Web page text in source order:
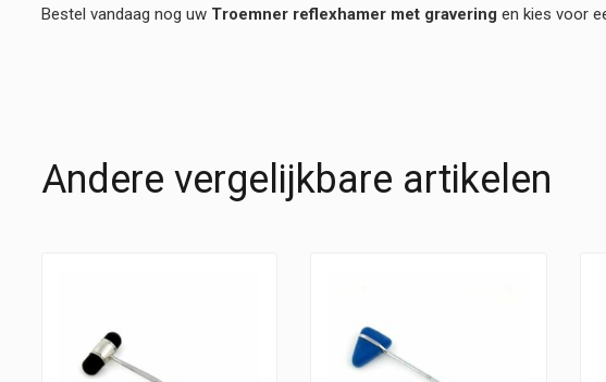
Bestel vandaag nog uw Troemner reflexhamer met gravering en kies voor
Andere vergelijkbare artikelen